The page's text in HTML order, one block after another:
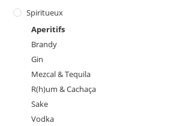
Spiritueux
Aperitifs
Brandy
Gin
Mezcal & Tequila
R(h)um & Cachaça
Sake
Vodka